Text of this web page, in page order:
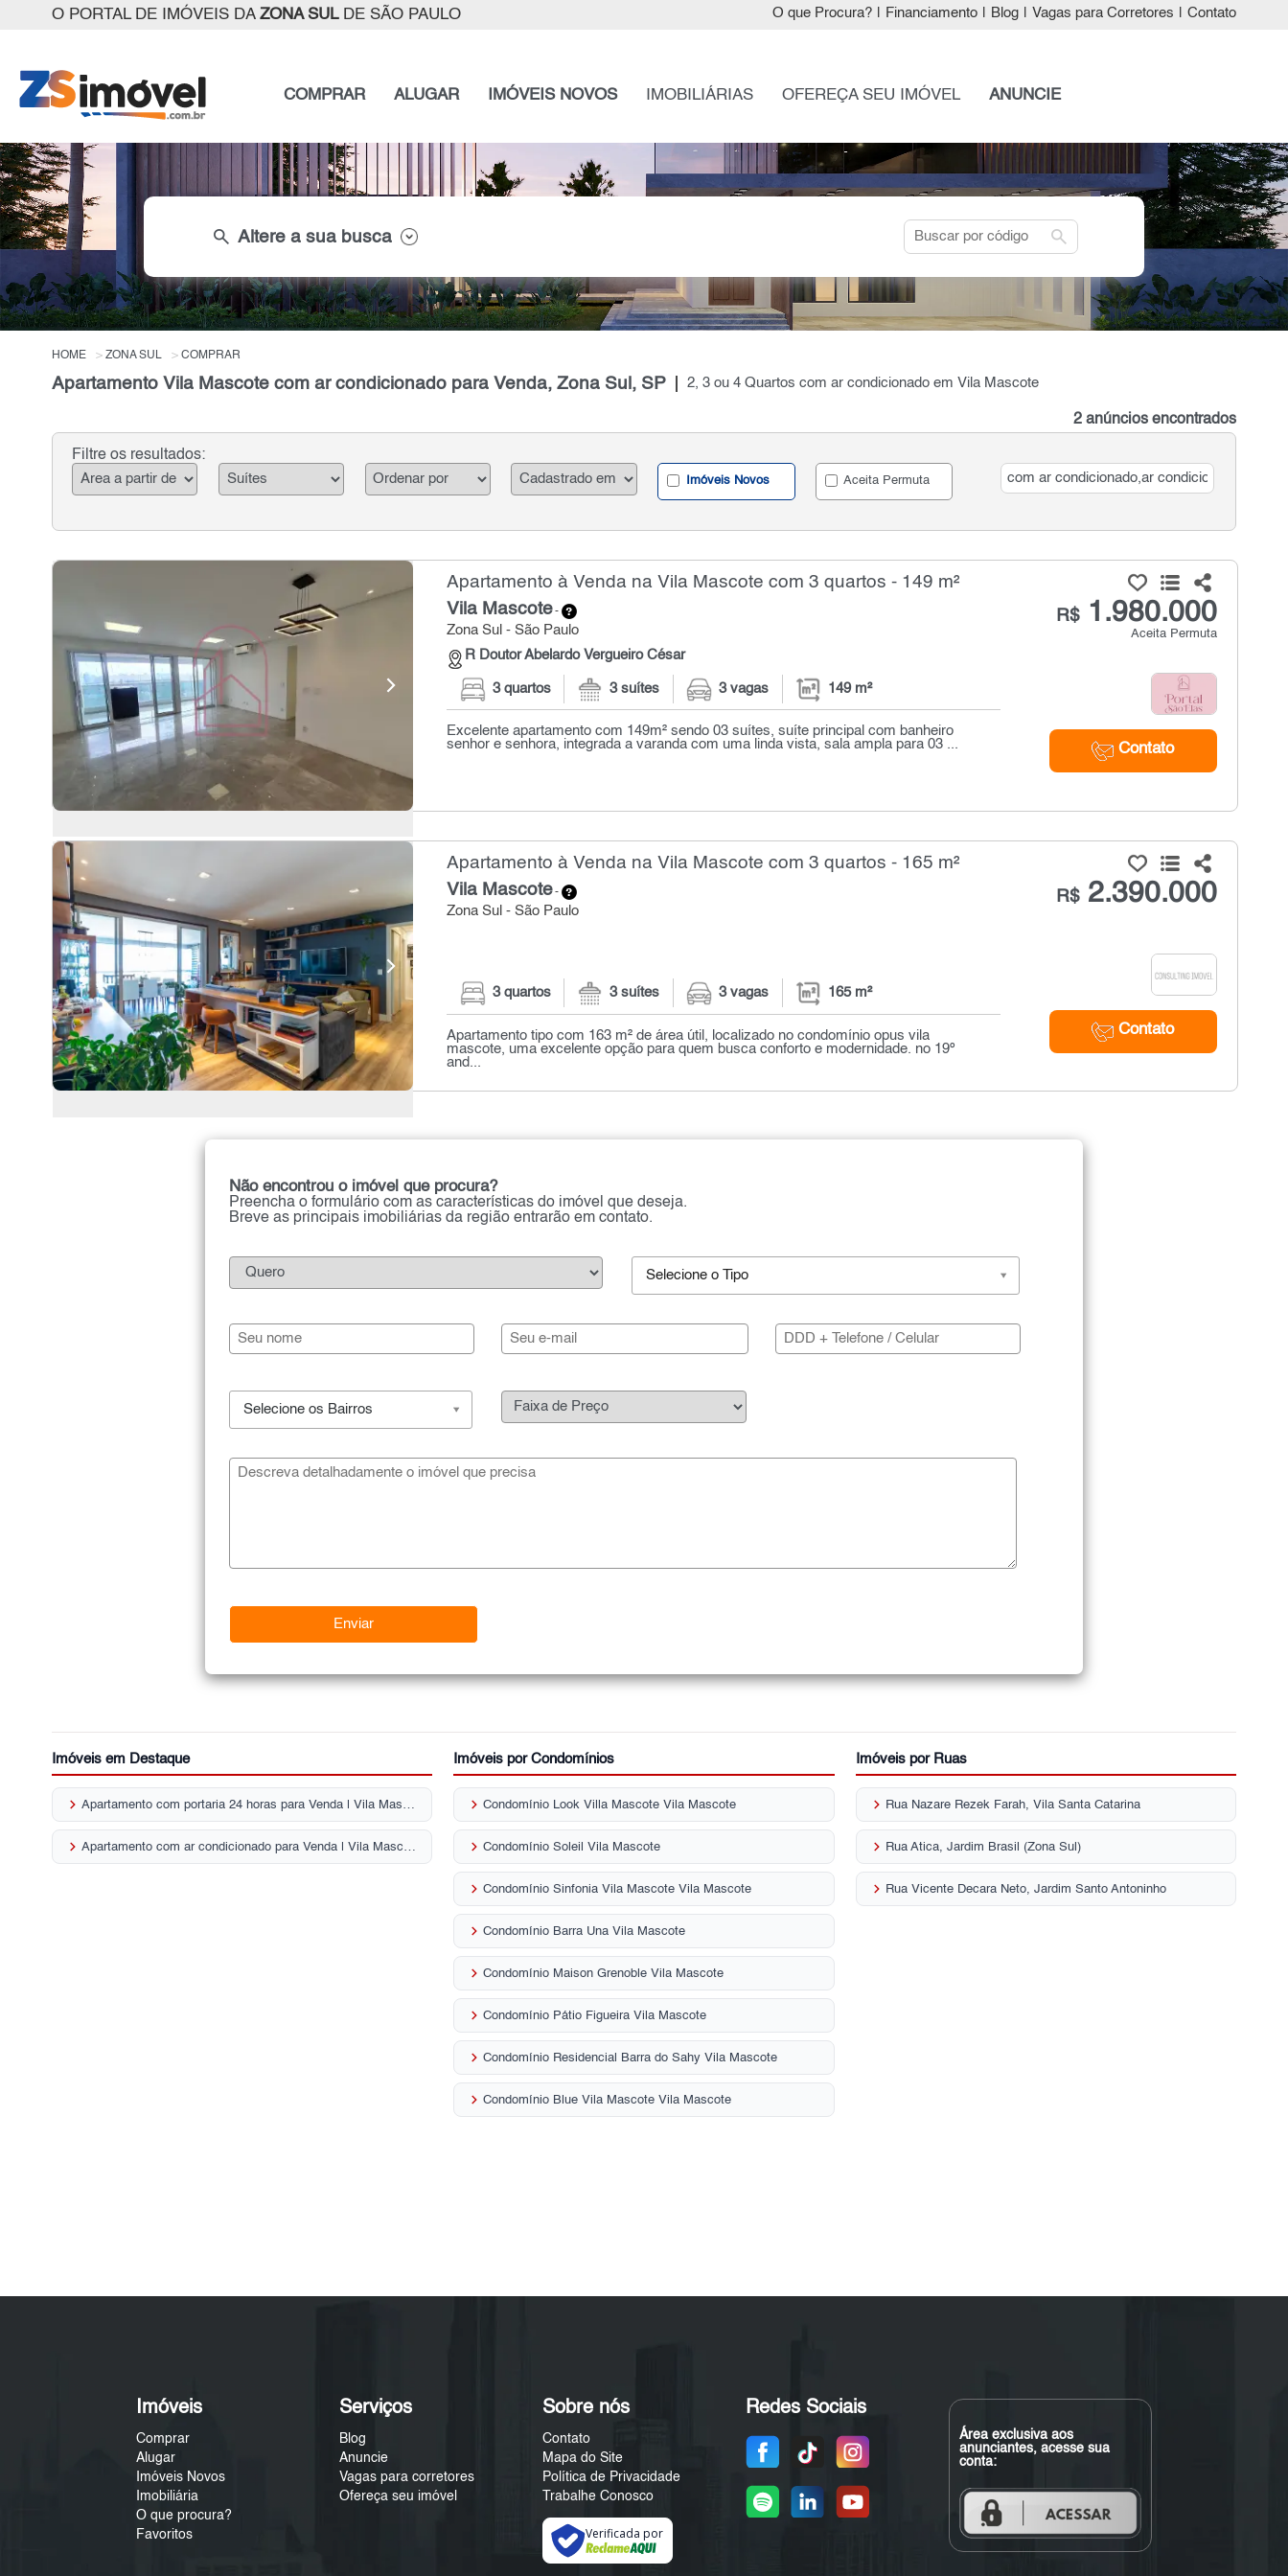
O PORTAL DE IMÓVEIS DA ZONA SULDE SÃO PAULO O que Procura? Financiamento Blog Vagas para Corretores Contato
COMPRAR ALUGAR IMÓVEIS NOVOS IMOBILIÁRIAS OFEREÇA SEU IMÓVEL ANUNCIE
search Altere a sua busca search
HOME ZONA SUL COMPRAR
Apartamento Vila Mascote com ar condicionado para Venda, Zona Sul, SP 2, 3 ou 4 Quartos com ar condicionado em Vila Mascote
2 anúncios encontrados
Filtre os resultados:
Imóveis Novos Aceita Permuta
Apartamento à Venda na Vila Mascote com 3 quartos - 149 m²
Vila Mascote-
Zona Sul - São Paulo
R Doutor Abelardo Vergueiro César
R$1.980.000
Aceita Permuta
Contato
3 quartos 3 suítes 3 vagas 149 m²
Excelente apartamento com 149m² sendo 03 suítes, suíte principal com banheiro
senhor e senhora, integrada a varanda com uma linda vista, sala ampla para 03 ...
Apartamento à Venda na Vila Mascote com 3 quartos - 165 m²
Vila Mascote-
Zona Sul - São Paulo
R$2.390.000
Contato
3 quartos 3 suítes 3 vagas 165 m²
Apartamento tipo com 163 m² de área útil, localizado no condomínio opus vila
mascote, uma excelente opção para quem busca conforto e modernidade. no 19º
and...
Não encontrou o imóvel que procura?
Preencha o formulário com as características do imóvel que deseja.
Breve as principais imobiliárias da região entrarão em contato.
Selecione o Tipo
Selecione os Bairros
Imóveis em Destaque
keyboard_arrow_right Apartamento com portaria 24 horas para Venda | Vila Mascote
keyboard_arrow_right Apartamento com ar condicionado para Venda | Vila Mascote
Imóveis por Condomínios
keyboard_arrow_rightCondomínio Look Villa Mascote Vila Mascote
keyboard_arrow_rightCondomínio Soleil Vila Mascote
keyboard_arrow_rightCondomínio Sinfonia Vila Mascote Vila Mascote
keyboard_arrow_rightCondomínio Barra Una Vila Mascote
keyboard_arrow_rightCondomínio Maison Grenoble Vila Mascote
keyboard_arrow_rightCondomínio Pátio Figueira Vila Mascote
keyboard_arrow_rightCondomínio Residencial Barra do Sahy Vila Mascote
keyboard_arrow_rightCondomínio Blue Vila Mascote Vila Mascote
Imóveis por Ruas
keyboard_arrow_right Rua Nazare Rezek Farah, Vila Santa Catarina
keyboard_arrow_right Rua Atica, Jardim Brasil (Zona Sul)
keyboard_arrow_right Rua Vicente Decara Neto, Jardim Santo Antoninho
Imóveis
Comprar
Alugar
Imóveis Novos
Imobiliária
O que procura?
Favoritos
Serviços
Blog
Anuncie
Vagas para corretores
Ofereça seu imóvel
Sobre nós
Contato
Mapa do Site
Política de Privacidade
Trabalhe Conosco
Verificada por
Redes Sociais
Área exclusiva aos
anunciantes, acesse sua
conta: